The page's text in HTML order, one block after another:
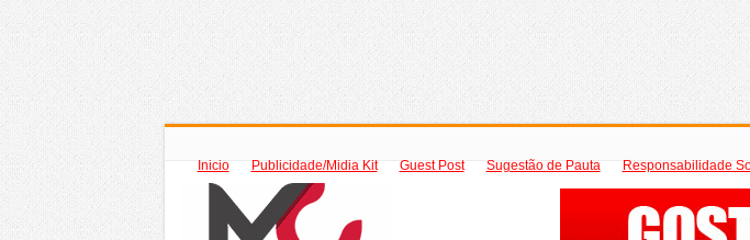
Inicio Publicidade/Midia Kit Guest Post Sugestão de Pauta Responsabilidade